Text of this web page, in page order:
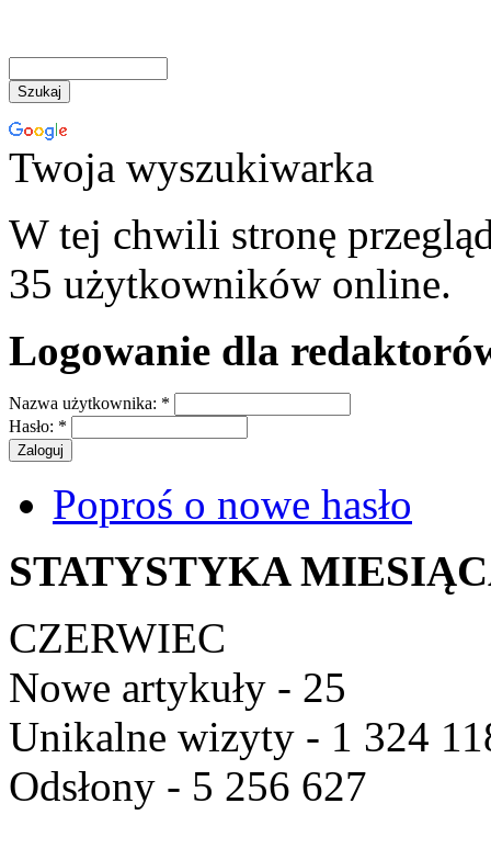
Twoja wyszukiwarka
W tej chwili stronę
35 użytkowników online.
Logowanie dla
Nazwa użytkownika: *
Hasło: *
Poproś o nowe hasło
STATYSTYKA
CZERWIEC
Nowe artykuły - 25
Unikalne wizyty - 1 324
Odsłony - 5 256 627